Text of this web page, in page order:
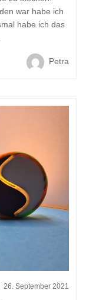
war habe ich
habe ich das
Petra
26. September 2021